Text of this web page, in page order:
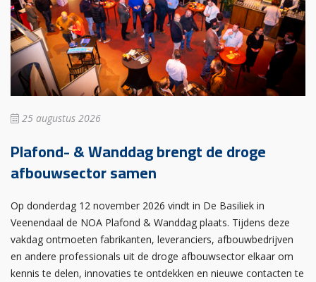
25 augustus 2026
Plafond- & Wanddag brengt de droge
afbouwsector samen
Op donderdag 12 november 2026 vindt in De Basiliek in
Veenendaal de NOA Plafond & Wanddag plaats. Tijdens deze
vakdag ontmoeten fabrikanten, leveranciers, afbouwbedrijven
en andere professionals uit de droge afbouwsector elkaar om
kennis te delen, innovaties te ontdekken en nieuwe contacten te